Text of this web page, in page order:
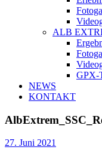
ALB
GPX-
NEWS
KONTAKT
27. Juni 2021